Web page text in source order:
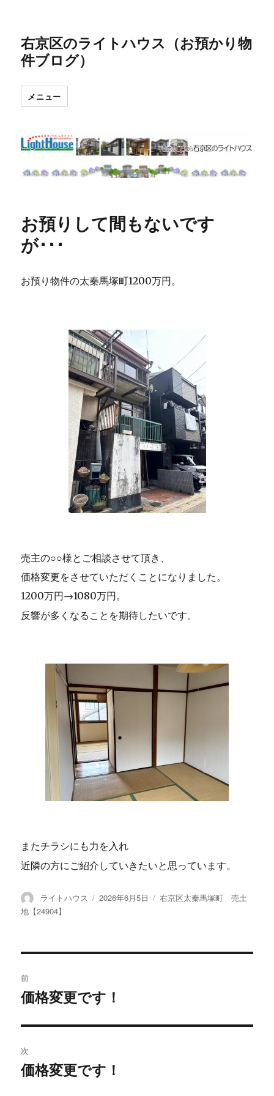
右京区のライトハウス（お預かり物
件ブログ）
メニュー
お預りして間もないです
が･･･
お預り物件の太秦馬塚町1200万円。
売主の○○様とご相談させて頂き、
価格変更をさせていただくことになりました。
1200万円→1080万円。
反響が多くなることを期待したいです。
またチラシにも力を入れ
近隣の方にご紹介していきたいと思っています。
投
稿
ライトハウス
投
2026年6月5日
カ
右京区太秦馬塚町 売土
地【24904】
稿
ビ
ゲ
前
過
の
投
稿:
価格変更です！
次
次
価格変更です！